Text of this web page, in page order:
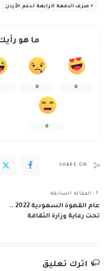
صرف الدفعة الرابعة لدعم الأردن
ما هو
0
0
0
SHARE ON
المقالة السابقة
عام القهوة السعودية 2022 ..
تحت رعاية وزارة الثقافة
اترك تعليق